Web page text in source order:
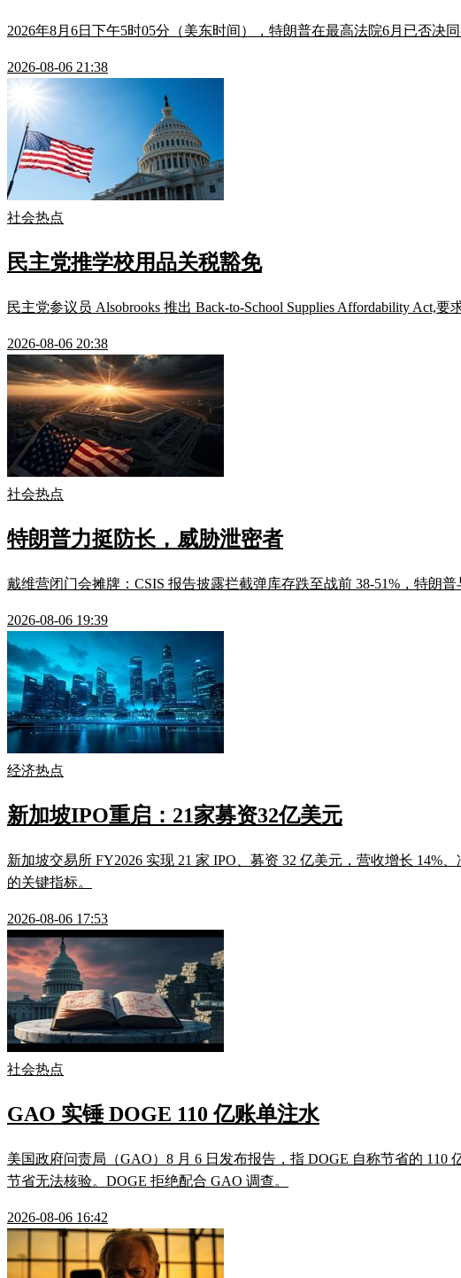
2026年8月6日下午5时05分（美东时间），特朗普在最高法院6月已否决
2026-08-06 21:38
社会热点
民主党推学校用品关税豁免
民主党参议员 Alsobrooks 推出 Back-to-School Supplies Affordability Act,
2026-08-06 20:38
社会热点
特朗普力挺防长，威胁泄密者
戴维营闭门会摊牌：CSIS 报告披露拦截弹库存跌至战前 38-51%，特朗
2026-08-06 19:39
经济热点
新加坡IPO重启：21家募资32亿美元
新加坡交易所 FY2026 实现 21 家 IPO、募资 32 亿美元，营收增长 14%
的关键指标。
2026-08-06 17:53
社会热点
GAO 实锤 DOGE 110 亿账单注水
美国政府问责局（GAO）8 月 6 日发布报告，指 DOGE 自称节省的
节省无法核验。DOGE 拒绝配合 GAO 调查。
2026-08-06 16:42